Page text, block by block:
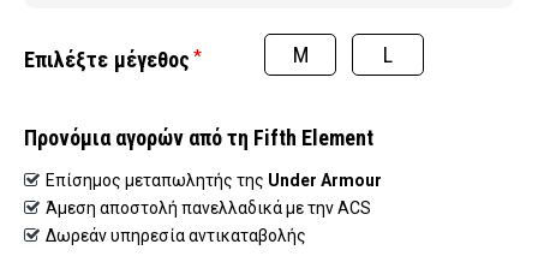
μέγεθος M L
Προνόμια αγορών από τη Fifth Element
Επίσημος μεταπωλητής της Under Armour
Άμεση αποστολή πανελλαδικά με την ACS
Δωρεάν υπηρεσία αντικαταβολής